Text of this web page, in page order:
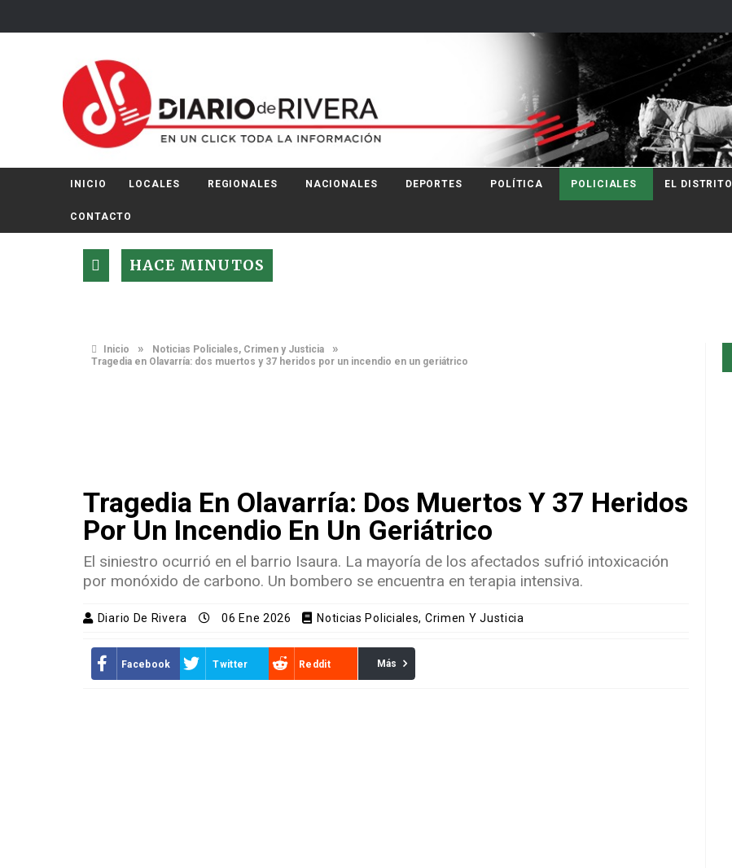
INICIO LOCALES REGIONALES NACIONALES DEPORTES POLÍTICA POLICIALES EL DISTRITO
CONTACTO
HACE MINUTOS
Inicio » Noticias Policiales, Crimen y Justicia »
Tragedia en Olavarría: dos muertos y 37 heridos por un incendio en un geriátrico
Tragedia En Olavarría: Dos Muertos Y 37 Heridos
Por Un Incendio En Un Geriátrico
El siniestro ocurrió en el barrio Isaura. La mayoría de los afectados sufrió intoxicación
por monóxido de carbono. Un bombero se encuentra en terapia intensiva.
Diario De Rivera 06 Ene 2026 Noticias Policiales, Crimen Y Justicia
Facebook Twitter Reddit Más